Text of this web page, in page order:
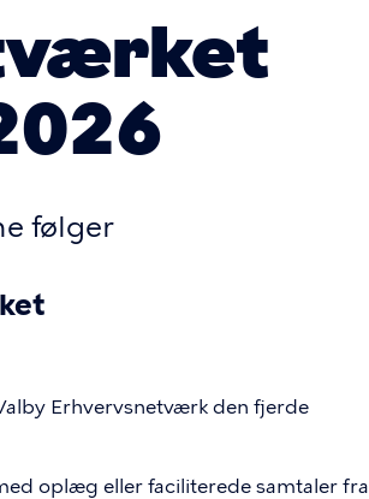
følger
Erhvervsnetværk den fjerde
oplæg eller faciliterede samtaler fra